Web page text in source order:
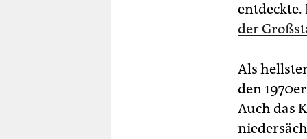
entdeckte.
der
Als
den
Auch das